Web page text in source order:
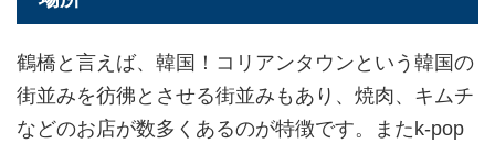
鶴橋と言えば、韓国！コリアンタウンという韓国の
街並みを彷彿とさせる街並みもあり、焼肉、キムチ
などのお店が数多くあるのが特徴です。またk-pop